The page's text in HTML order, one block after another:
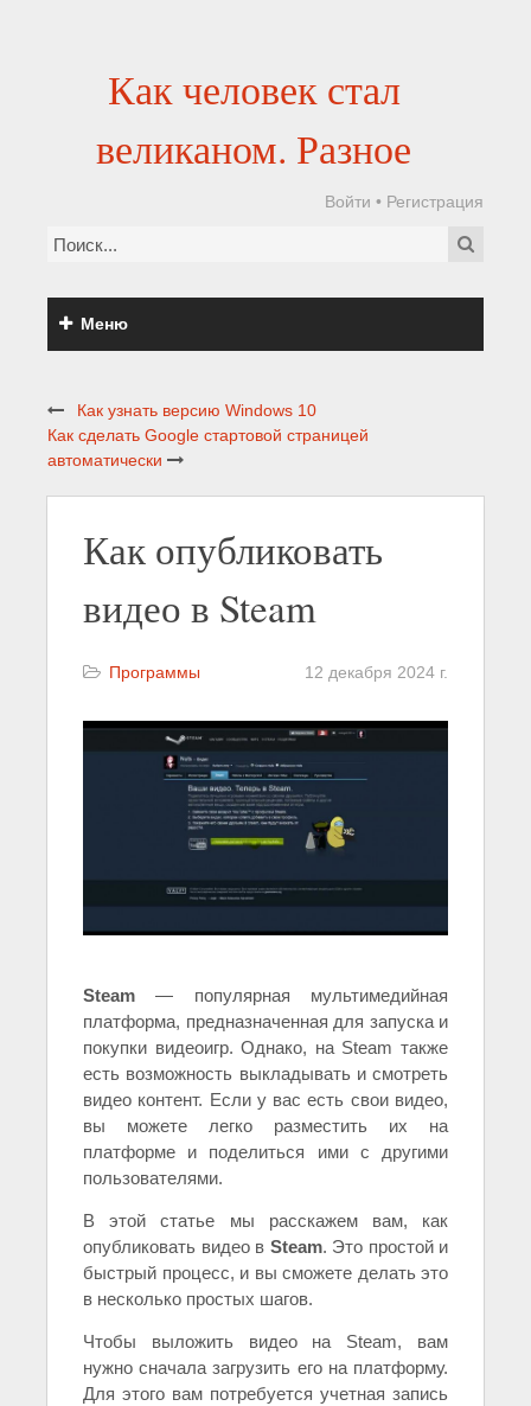
Как человек стал
великаном. Разное
Войти • Регистрация
Меню
Как узнать версию Windows 10
Как сделать Google стартовой страницей
автоматически
Как опубликовать
видео в Steam
Программы 12 декабря 2024 г.
Steam — популярная мультимедийная
платформа, предназначенная для запуска и
покупки видеоигр. Однако, на Steam также
есть возможность выкладывать и смотреть
видео контент. Если у вас есть свои видео,
вы можете легко разместить их на
платформе и поделиться ими с другими
пользователями.
В этой статье мы расскажем вам, как
опубликовать видео в Steam. Это простой и
быстрый процесс, и вы сможете делать это
в несколько простых шагов.
Чтобы выложить видео на Steam, вам
нужно сначала загрузить его на платформу.
Для этого вам потребуется учетная запись